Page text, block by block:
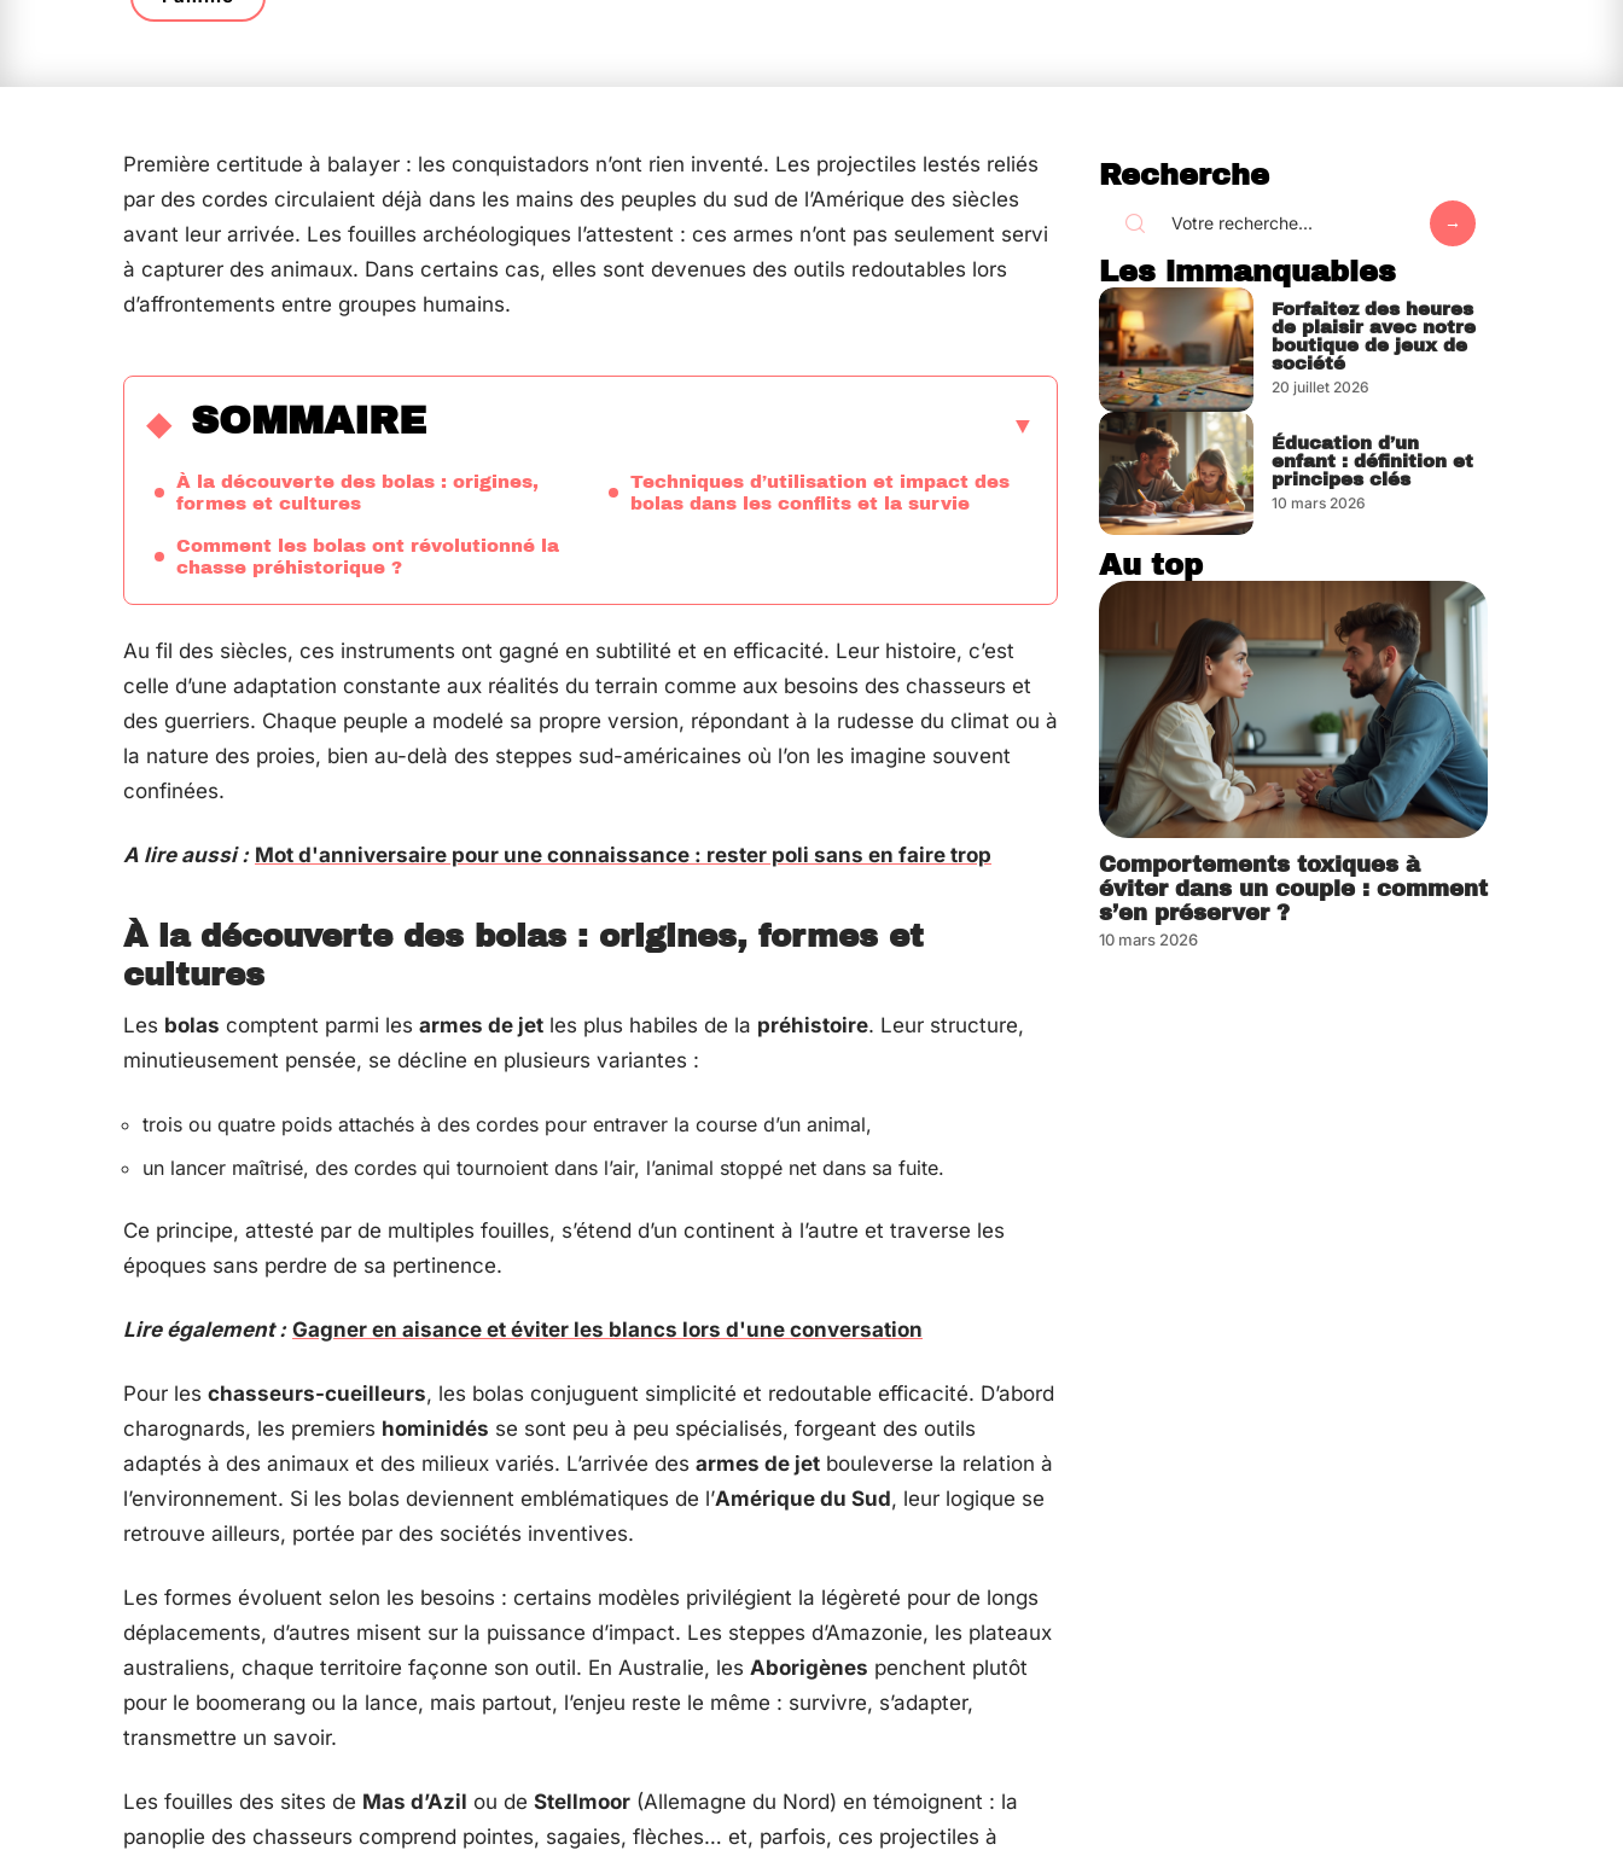
Première certitude à balayer : les conquistadors n’ont rien inventé. Les projectiles lestés reliés
par des cordes circulaient déjà dans les mains des peuples du sud de l’Amérique des siècles
avant leur arrivée. Les fouilles archéologiques l’attestent : ces armes n’ont pas seulement servi
à capturer des animaux. Dans certains cas, elles sont devenues des outils redoutables lors
d’affrontements entre groupes humains.
SOMMAIRE
À la découverte des bolas : origines,
formes et cultures
Comment les bolas ont révolutionné la
chasse préhistorique ?
Techniques d’utilisation et impact des
bolas dans les conflits et la survie
Au fil des siècles, ces instruments ont gagné en subtilité et en efficacité. Leur histoire, c’est
celle d’une adaptation constante aux réalités du terrain comme aux besoins des chasseurs et
des guerriers. Chaque peuple a modelé sa propre version, répondant à la rudesse du climat ou à
la nature des proies, bien au-delà des steppes sud-américaines où l’on les imagine souvent
confinées.
A lire aussi : Mot d'anniversaire pour une connaissance : rester poli sans en faire trop
À la découverte des bolas : origines, formes et
cultures
Les bolas comptent parmi les armes de jet les plus habiles de la préhistoire. Leur structure,
minutieusement pensée, se décline en plusieurs variantes :
trois ou quatre poids attachés à des cordes pour entraver la course d’un animal,
un lancer maîtrisé, des cordes qui tournoient dans l’air, l’animal stoppé net dans sa fuite.
Ce principe, attesté par de multiples fouilles, s’étend d’un continent à l’autre et traverse les
époques sans perdre de sa pertinence.
Lire également : Gagner en aisance et éviter les blancs lors d'une conversation
Pour les chasseurs-cueilleurs, les bolas conjuguent simplicité et redoutable efficacité. D’abord
charognards, les premiers hominidés se sont peu à peu spécialisés, forgeant des outils
adaptés à des animaux et des milieux variés. L’arrivée des armes de jet bouleverse la relation à
l’environnement. Si les bolas deviennent emblématiques de l’Amérique du Sud, leur logique se
retrouve ailleurs, portée par des sociétés inventives.
Les formes évoluent selon les besoins : certains modèles privilégient la légèreté pour de longs
déplacements, d’autres misent sur la puissance d’impact. Les steppes d’Amazonie, les plateaux
australiens, chaque territoire façonne son outil. En Australie, les Aborigènes penchent plutôt
pour le boomerang ou la lance, mais partout, l’enjeu reste le même : survivre, s’adapter,
transmettre un savoir.
Les fouilles des sites de Mas d’Azil ou de Stellmoor (Allemagne du Nord) en témoignent : la
panoplie des chasseurs comprend pointes, sagaies, flèches… et, parfois, ces projectiles à
Recherche
Les immanquables
Forfaitez des heures
de plaisir avec notre
boutique de jeux de
société
20 juillet 2026
Éducation d’un
enfant : définition et
principes clés
10 mars 2026
Au top
Comportements toxiques à
éviter dans un couple : comment
s’en préserver ?
10 mars 2026